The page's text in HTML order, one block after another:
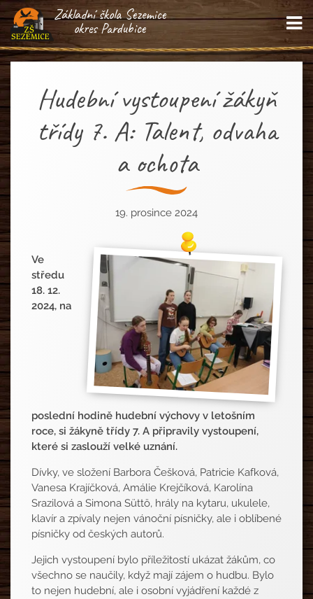
Základní škola Sezemice
okres Pardubice
Hudební vystoupení žákyň
třídy 7. A: Talent, odvaha
a ochota
19. prosince 2024
Ve
středu
18. 12.
2024, na
poslední hodině hudební výchovy v letošním
roce, si žákyně třídy 7. A připravily vystoupení,
které si zaslouží velké uznání.
Dívky, ve složení Barbora Češková, Patricie Kafková,
Vanesa Krajíčková, Amálie Krejčíková, Karolína
Srazilová a Simona Süttö, hrály na kytaru, ukulele,
klavír a zpívaly nejen vánoční písničky, ale i oblíbené
písničky od českých autorů.
Jejich vystoupení bylo příležitostí ukázat žákům, co
všechno se naučily, když mají zájem o hudbu. Bylo
to nejen hudební, ale i osobní vyjádření každé z